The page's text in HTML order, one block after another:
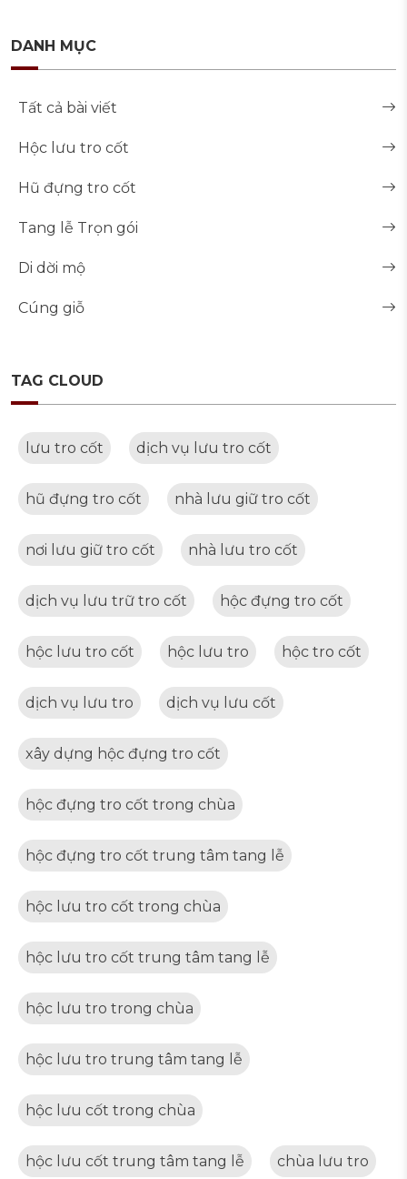
DANH MỤC
Tất cả bài viết
Hộc lưu tro cốt
Hũ đựng tro cốt
Tang lễ Trọn gói
Di dời mộ
Cúng giỗ
TAG CLOUD
lưu tro cốt dịch vụ lưu tro cốt
hũ đựng tro cốt nhà lưu giữ tro cốt
nơi lưu giữ tro cốt nhà lưu tro cốt
dịch vụ lưu trữ tro cốt hộc đựng tro cốt
hộc lưu tro cốt hộc lưu tro hộc tro cốt
dịch vụ lưu tro dịch vụ lưu cốt
xây dựng hộc đựng tro cốt
hộc đựng tro cốt trong chùa
hộc đựng tro cốt trung tâm tang lễ
hộc lưu tro cốt trong chùa
hộc lưu tro cốt trung tâm tang lễ
hộc lưu tro trong chùa
hộc lưu tro trung tâm tang lễ
hộc lưu cốt trong chùa
hộc lưu cốt trung tâm tang lễ chùa lưu tro